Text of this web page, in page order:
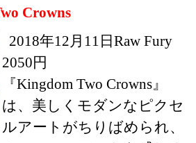
Crowns
2018年12月11日Raw Fury
2050円
『Kingdom Two Crowns』
は、美しくモダンなピクセ
ルアートがちりばめられ、